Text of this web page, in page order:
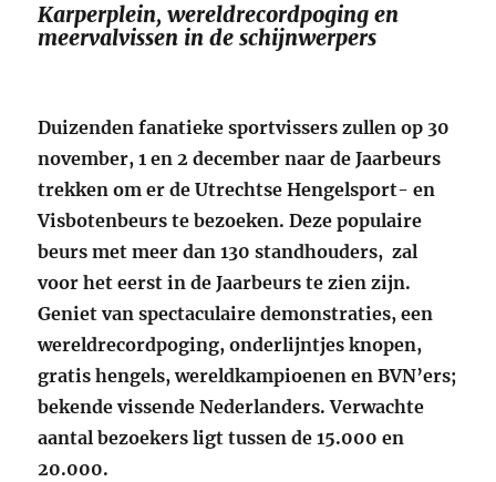
Karperplein, wereldrecordpoging en
meervalvissen in de schijnwerpers
Duizenden fanatieke sportvissers zullen op 30
november, 1 en 2 december naar de Jaarbeurs
trekken om er de Utrechtse Hengelsport- en
Visbotenbeurs te bezoeken. Deze populaire
beurs met meer dan 130 standhouders, zal
voor het eerst in de Jaarbeurs te zien zijn.
Geniet van spectaculaire demonstraties, een
wereldrecordpoging, onderlijntjes knopen,
gratis hengels, wereldkampioenen en BVN’ers;
bekende vissende Nederlanders. Verwachte
aantal bezoekers ligt tussen de 15.000 en
20.000.